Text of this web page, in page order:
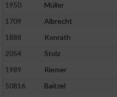
1950
Müller
1709
Albrecht
1888
Konrath
2054
Stolz
1989
Riemer
50816
Baitzel